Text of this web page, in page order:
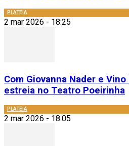
PLATEIA
2 mar 2026 - 18:25
Com Giovanna Nader e Vino
estreia no Teatro Poeirinha
PLATEIA
2 mar 2026 - 18:05